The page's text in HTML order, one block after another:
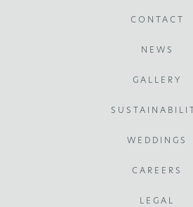
CONTACT
NEWS
GALLERY
WEDDINGS
CAREERS
LEGAL